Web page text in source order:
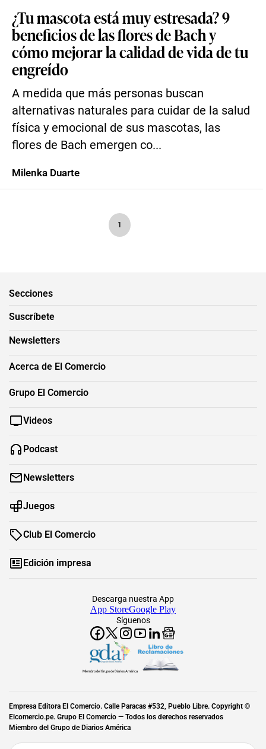
¿Tu mascota está muy estresada? 9
beneficios de las flores de Bach y
cómo mejorar la calidad de vida de tu
engreído
A medida que más personas buscan
alternativas naturales para cuidar de la salud
física y emocional de sus mascotas, las
flores de Bach emergen co...
Milenka Duarte
1
Secciones
Suscríbete
Newsletters
Acerca de El Comercio
Grupo El Comercio
Videos
Podcast
Newsletters
Juegos
Club El Comercio
Edición impresa
Síguenos
Descarga nuestra App
App StoreGoogle Play
Miembro del Grupo de Diarios América
Empresa Editora El Comercio. Calle Paracas #532, Pueblo Libre. Copyright ©
Elcomercio.pe. Grupo El Comercio — Todos los derechos reservados
Miembro del Grupo de Diarios América